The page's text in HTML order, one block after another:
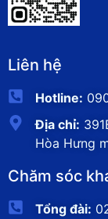
Liên hệ
Hotline:
Địa chỉ:
Hòa Hưng
Chăm sóc
Tổng đài: